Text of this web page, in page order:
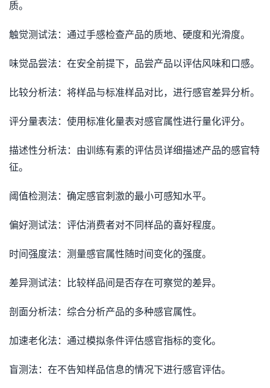
质。
触觉测试法：通过手感检查产品的质地、硬度和光滑度。
味觉品尝法：在安全前提下，品尝产品以评估风味和口感。
比较分析法：将样品与标准样品对比，进行感官差异分析。
评分量表法：使用标准化量表对感官属性进行量化评分。
描述性分析法：由训练有素的评估员详细描述产品的感官特
征。
阈值检测法：确定感官刺激的最小可感知水平。
偏好测试法：评估消费者对不同样品的喜好程度。
时间强度法：测量感官属性随时间变化的强度。
差异测试法：比较样品间是否存在可察觉的差异。
剖面分析法：综合分析产品的多种感官属性。
加速老化法：通过模拟条件评估感官指标的变化。
盲测法：在不告知样品信息的情况下进行感官评估。